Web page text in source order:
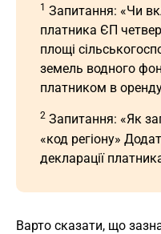
1 Запитання: «Чи
платника ЄП
площі
земель водного
платником в
2 Запитання: «Як
«код регіону»
декларації
Варто сказати, що